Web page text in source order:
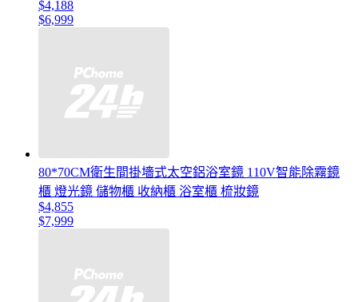
$4,188
$6,999
80*70CM衛生間掛墻式太空鋁浴室鏡 110V智能除霧鏡
櫃 燈光鏡 儲物櫃 收納櫃 浴室櫃 梳妝鏡
$4,855
$7,999